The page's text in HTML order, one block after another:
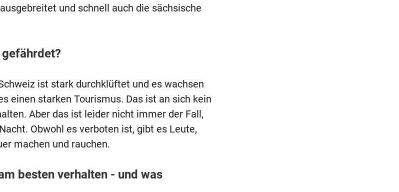
und schnell auch die sächsische
ist stark durchklüftet und es wachsen
einen starken Tourismus. Das ist an sich kein
Aber das ist leider nicht immer der Fall,
Obwohl es verboten ist, gibt es Leute,
machen und rauchen.
besten verhalten - und was